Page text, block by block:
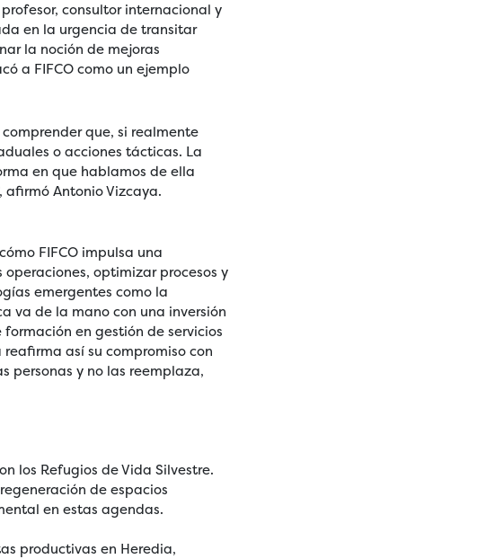
consultor internacional y
en la urgencia de transitar
la noción de mejoras
a FIFCO como un ejemplo
comprender que, si realmente
o acciones tácticas. La
en que hablamos de ella
afirmó Antonio Vizcaya.
FIFCO impulsa una
optimizar procesos y
emergentes como la
va de la mano con una inversión
en gestión de servicios
así su compromiso con
personas y no las reemplaza,
los Refugios de Vida Silvestre.
de espacios
en estas agendas.
productivas en Heredia,